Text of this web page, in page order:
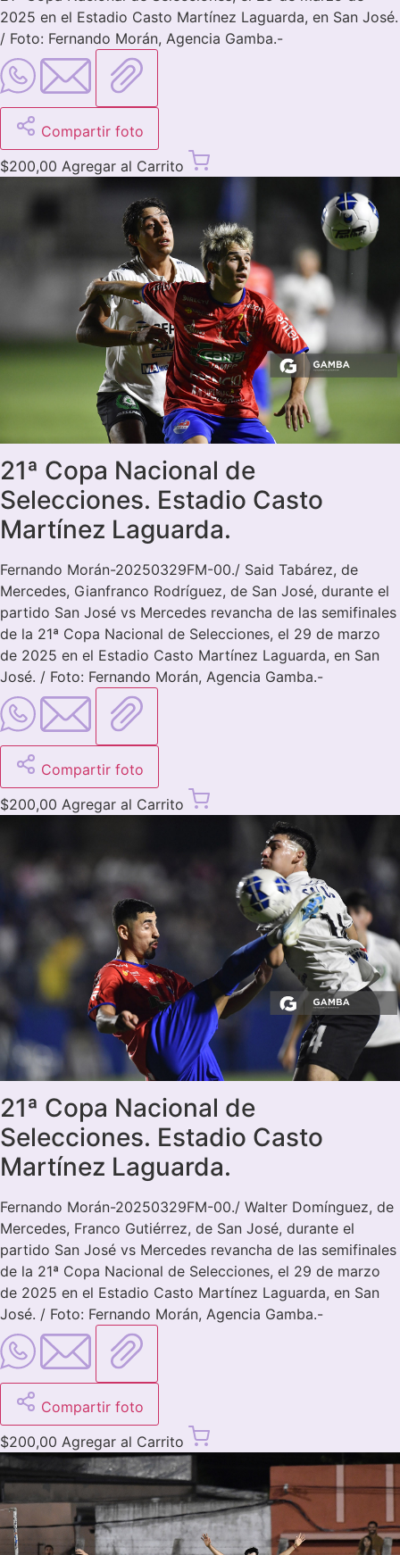
2025 en el Estadio Casto Martínez Laguarda, en San José.
/ Foto: Fernando Morán, Agencia Gamba.-
Compartir foto
$200,00 Agregar al Carrito
21ª Copa Nacional de
Selecciones. Estadio Casto
Martínez Laguarda.
Fernando Morán-20250329FM-00./ Said Tabárez, de
Mercedes, Gianfranco Rodríguez, de San José, durante el
partido San José vs Mercedes revancha de las semifinales
de la 21ª Copa Nacional de Selecciones, el 29 de marzo
de 2025 en el Estadio Casto Martínez Laguarda, en San
José. / Foto: Fernando Morán, Agencia Gamba.-
Compartir foto
$200,00 Agregar al Carrito
21ª Copa Nacional de
Selecciones. Estadio Casto
Martínez Laguarda.
Fernando Morán-20250329FM-00./ Walter Domínguez, de
Mercedes, Franco Gutiérrez, de San José, durante el
partido San José vs Mercedes revancha de las semifinales
de la 21ª Copa Nacional de Selecciones, el 29 de marzo
de 2025 en el Estadio Casto Martínez Laguarda, en San
José. / Foto: Fernando Morán, Agencia Gamba.-
Compartir foto
$200,00 Agregar al Carrito